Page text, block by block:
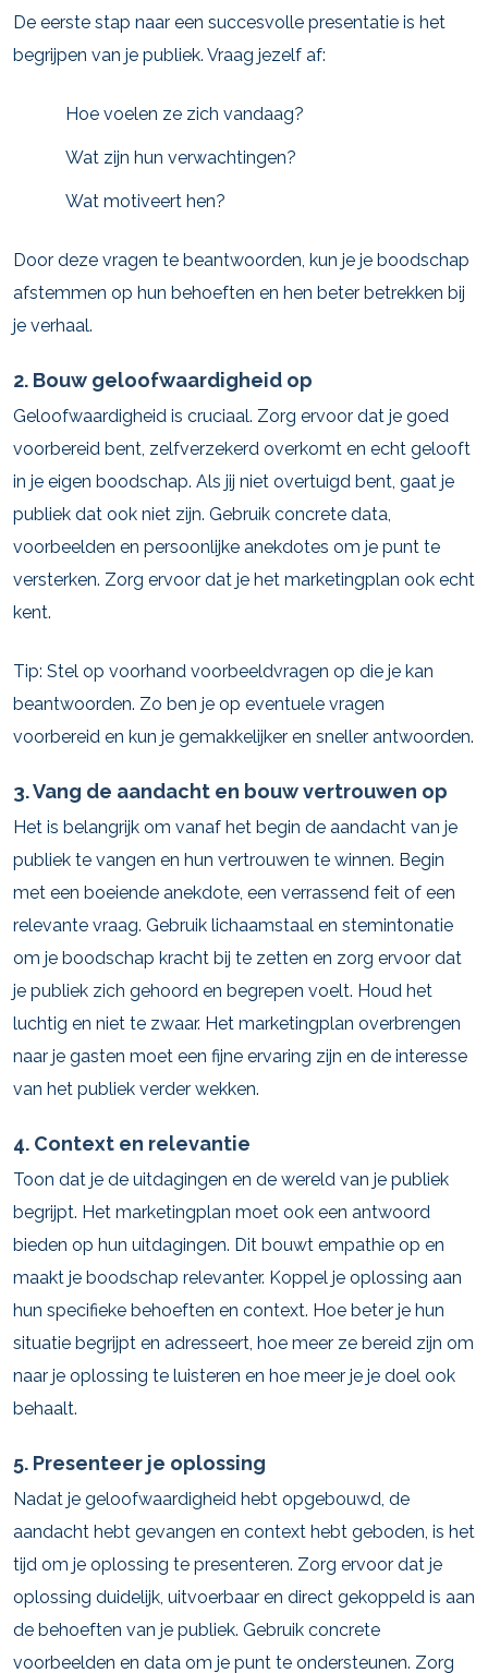
De eerste stap naar een succesvolle presentatie is het
begrijpen van je publiek. Vraag jezelf af:
Hoe voelen ze zich vandaag?
Wat zijn hun verwachtingen?
Wat motiveert hen?
Door deze vragen te beantwoorden, kun je je boodschap
afstemmen op hun behoeften en hen beter betrekken bij
je verhaal.
2. Bouw geloofwaardigheid op
Geloofwaardigheid is cruciaal. Zorg ervoor dat je goed
voorbereid bent, zelfverzekerd overkomt en echt gelooft
in je eigen boodschap. Als jij niet overtuigd bent, gaat je
publiek dat ook niet zijn. Gebruik concrete data,
voorbeelden en persoonlijke anekdotes om je punt te
versterken. Zorg ervoor dat je het marketingplan ook echt
kent.
Tip: Stel op voorhand voorbeeldvragen op die je kan
beantwoorden. Zo ben je op eventuele vragen
voorbereid en kun je gemakkelijker en sneller antwoorden.
3. Vang de aandacht en bouw vertrouwen op
Het is belangrijk om vanaf het begin de aandacht van je
publiek te vangen en hun vertrouwen te winnen. Begin
met een boeiende anekdote, een verrassend feit of een
relevante vraag. Gebruik lichaamstaal en stemintonatie
om je boodschap kracht bij te zetten en zorg ervoor dat
je publiek zich gehoord en begrepen voelt. Houd het
luchtig en niet te zwaar. Het marketingplan overbrengen
naar je gasten moet een fijne ervaring zijn en de interesse
van het publiek verder wekken.
4. Context en relevantie
Toon dat je de uitdagingen en de wereld van je publiek
begrijpt. Het marketingplan moet ook een antwoord
bieden op hun uitdagingen. Dit bouwt empathie op en
maakt je boodschap relevanter. Koppel je oplossing aan
hun specifieke behoeften en context. Hoe beter je hun
situatie begrijpt en adresseert, hoe meer ze bereid zijn om
naar je oplossing te luisteren en hoe meer je je doel ook
behaalt.
5. Presenteer je oplossing
Nadat je geloofwaardigheid hebt opgebouwd, de
aandacht hebt gevangen en context hebt geboden, is het
tijd om je oplossing te presenteren. Zorg ervoor dat je
oplossing duidelijk, uitvoerbaar en direct gekoppeld is aan
de behoeften van je publiek. Gebruik concrete
voorbeelden en data om je punt te ondersteunen. Zorg